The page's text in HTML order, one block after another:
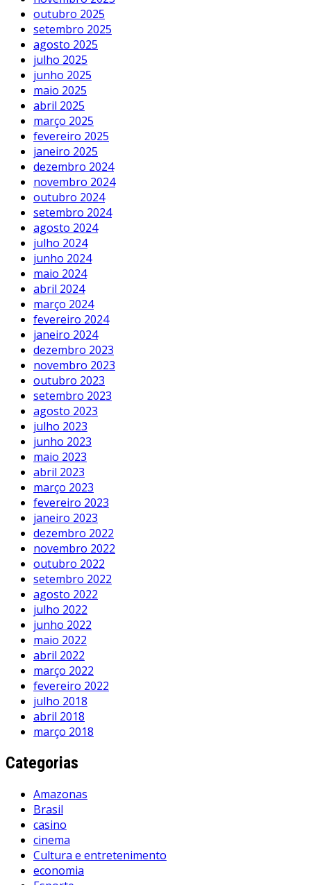
outubro 2025
setembro 2025
agosto 2025
julho 2025
junho 2025
maio 2025
abril 2025
março 2025
fevereiro 2025
janeiro 2025
dezembro 2024
novembro 2024
outubro 2024
setembro 2024
agosto 2024
julho 2024
junho 2024
maio 2024
abril 2024
março 2024
fevereiro 2024
janeiro 2024
dezembro 2023
novembro 2023
outubro 2023
setembro 2023
agosto 2023
julho 2023
junho 2023
maio 2023
abril 2023
março 2023
fevereiro 2023
janeiro 2023
dezembro 2022
novembro 2022
outubro 2022
setembro 2022
agosto 2022
julho 2022
junho 2022
maio 2022
abril 2022
março 2022
fevereiro 2022
julho 2018
abril 2018
março 2018
Categorias
Amazonas
Brasil
casino
cinema
Cultura e entretenimento
economia